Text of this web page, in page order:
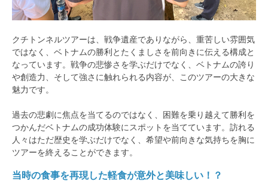
クチトンネルツアーは、戦争遺産でありながら、重苦しい雰囲気
ではなく、ベトナムの勝利とたくましさを前向きに伝える構成と
なっています。戦争の悲惨さを学ぶだけでなく、ベトナムの誇り
や創造力、そして強さに触れられる内容が、このツアーの大きな
魅力です。
過去の悲劇に焦点を当てるのではなく、困難を乗り越えて勝利を
つかんだベトナムの成功体験にスポットを当てています。訪れる
人々はただ歴史を学ぶだけでなく、希望や前向きな気持ちを胸に
ツアーを終えることができます。
当時の食事を再現した軽食が意外と美味しい！？